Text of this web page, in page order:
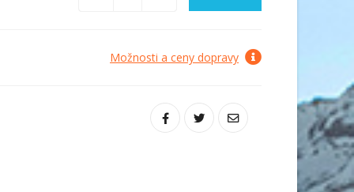
Možnosti a ceny dopravy